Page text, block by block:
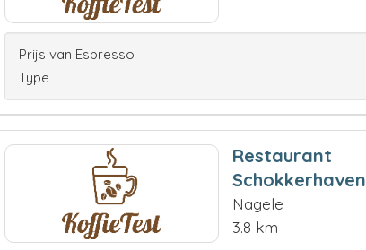
Prijs van Espresso
Type
Restaurant
Schokkerhaven
Nagele
3.8 km